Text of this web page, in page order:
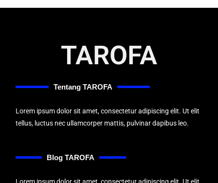
TAROFA
Tentang TAROFA
Lorem ipsum dolor sit amet, consectetur adipiscing elit. Ut elit
tellus, luctus nec ullamcorper mattis, pulvinar dapibus leo.
Blog TAROFA